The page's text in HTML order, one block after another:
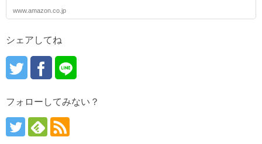
www.amazon.co.jp
シェアしてね
フォローしてみない？